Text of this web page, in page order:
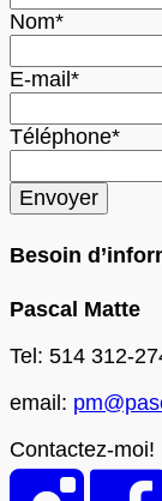
Nom*
E-mail*
Téléphone*
Besoin
Pascal Matte
Tel: 514 312-
email:
Contactez-moi!